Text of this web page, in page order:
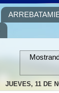
JUEVES, 11 DE